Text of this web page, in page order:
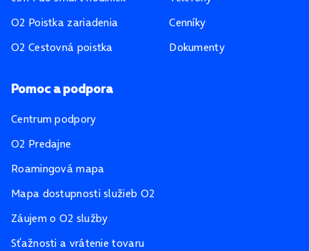
O2 Poistka zariadenia
O2 Cestovná poistka
Cenníky
Dokumenty
Pomoc a podpora
Centrum podpory
O2 Predajne
Roamingová mapa
Mapa dostupnosti služieb O2
Záujem o O2 služby
Sťažnosti a vrátenie tovaru